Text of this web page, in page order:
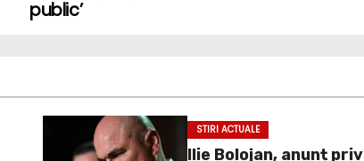
public’
STIRI ACTUALE
Ilie Bolojan, anunț